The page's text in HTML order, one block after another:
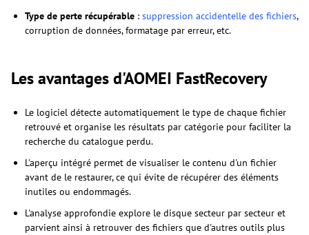
Type de perte récupérable : suppression accidentelle des fichiers,
corruption de données, formatage par erreur, etc.
Les avantages d'AOMEI FastRecovery
Le logiciel détecte automatiquement le type de chaque fichier
retrouvé et organise les résultats par catégorie pour faciliter la
recherche du catalogue perdu.
L'aperçu intégré permet de visualiser le contenu d'un fichier
avant de le restaurer, ce qui évite de récupérer des éléments
inutiles ou endommagés.
L'analyse approfondie explore le disque secteur par secteur et
parvient ainsi à retrouver des fichiers que d'autres outils plus